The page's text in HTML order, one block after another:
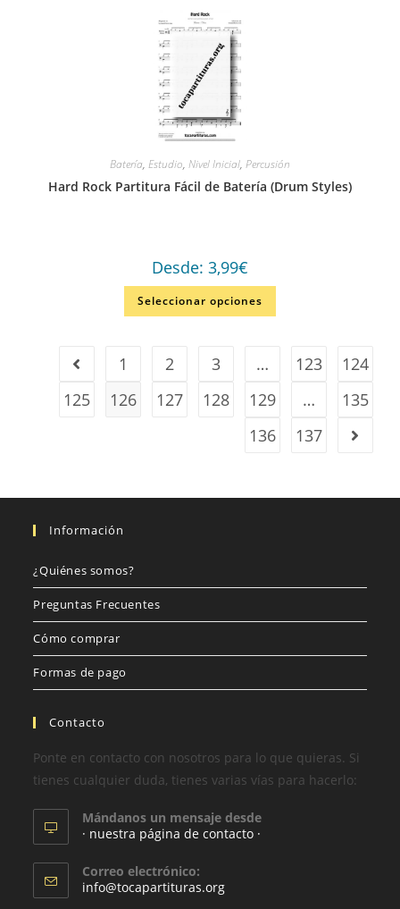
Batería, Estudio, Nivel Inicial, Percusión
Hard Rock Partitura Fácil de Batería (Drum Styles)
Desde: 3,99€
Seleccionar opciones
1 2 3 … 123
124
125
126 127 128 129 …
135
136
137
Información
¿Quiénes somos?
Preguntas Frecuentes
Cómo comprar
Formas de pago
Contacto
Ponte en contacto con nosotros para lo que quieras. Si
tienes cualquier duda, tienes varias vías para hacerlo:
Mándanos un mensaje desde
· nuestra página de contacto ·
Correo electrónico:
info@tocapartituras.org